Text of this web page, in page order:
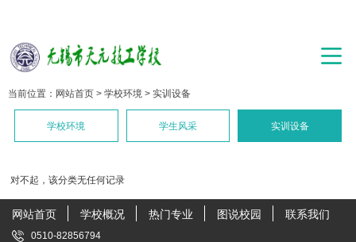
当前位置： 网站首页 > 学校环境 > 实训设备
学校环境 学生风采 实训设备
对不起，该分类无任何记录
网站首页 学校概况 热门专业 图说校园 联系我们
0510-82856794